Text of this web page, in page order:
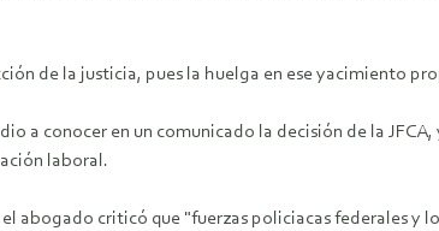
de la justicia, pues la huelga en ese yacimiento
a conocer en un comunicado la decisión de la
laboral.
abogado criticó que "fuerzas policiacas federales y